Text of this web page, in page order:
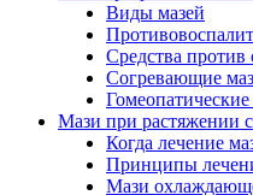
Виды мазей
Средства против
Согревающие
Гомеопатические
Мази при растяжении
Когда лечение
Принципы
Мази